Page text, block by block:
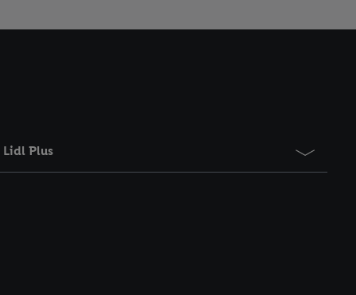
Lidl Plus